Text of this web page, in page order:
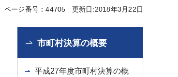
ページ番号：44705 更新日:2018年3月22日
市町村決算の概要
平成27年度市町村決算の概